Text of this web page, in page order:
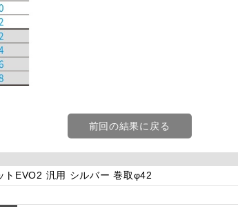
前回の結果に戻る
トEVO2 汎用 シルバー 巻取φ42